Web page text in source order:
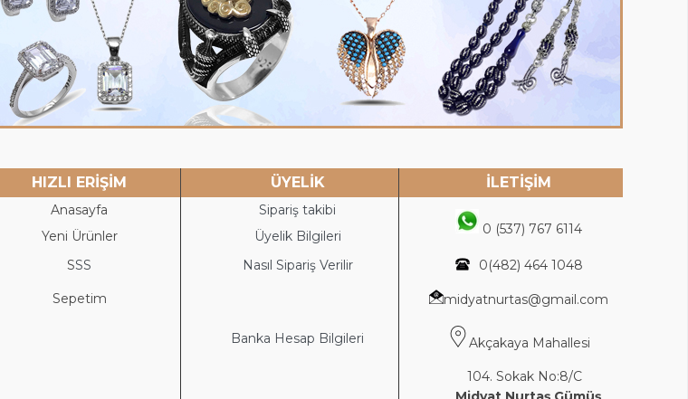
HIZLI ERİŞİM ÜYELİK İLETİŞİM
Anasayfa
Sipariş takibi
0 (537) 767 6114
Yeni Ürünler
Üyelik Bilgileri
SSS Nasıl Sipariş Verilir 0(482) 464 1048
Sepetim midyatnurtas@gmail.com
Banka Hesap Bilgileri Akçakaya Mahallesi
104. Sokak No:8/C